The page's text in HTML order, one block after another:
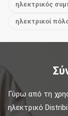
ηλεκτρικός
ηλεκτρικοί
Γύρω από τη
ηλεκτρικό